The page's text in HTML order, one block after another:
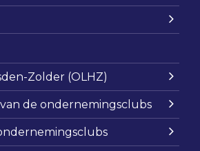
Zolder (OLHZ)
de ondernemingsclubs